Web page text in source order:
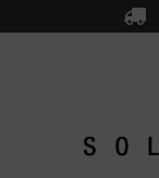
springen